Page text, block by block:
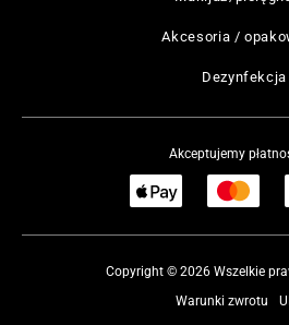
Akcesoria /
Dezynfekcja
Akceptujemy
Copyright © 2026 Wszelkie
Warunki zwrotu